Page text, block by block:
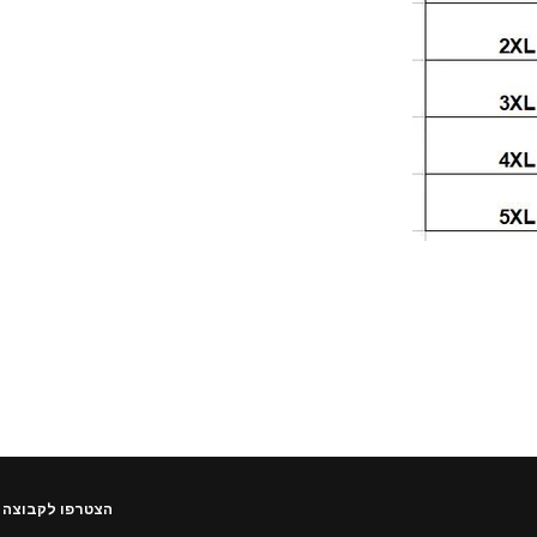
הצטרפו לקבוצה